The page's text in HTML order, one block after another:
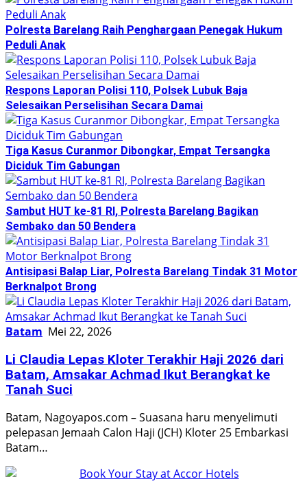
Polresta Barelang Raih Penghargaan Penegak Hukum
Peduli Anak
Respons Laporan Polisi 110, Polsek Lubuk Baja
Selesaikan Perselisihan Secara Damai
Tiga Kasus Curanmor Dibongkar, Empat Tersangka
Diciduk Tim Gabungan
Sambut HUT ke-81 RI, Polresta Barelang Bagikan
Sembako dan 50 Bendera
Antisipasi Balap Liar, Polresta Barelang Tindak 31 Motor
Berknalpot Brong
Batam Mei 22, 2026
Li Claudia Lepas Kloter Terakhir Haji 2026 dari
Batam, Amsakar Achmad Ikut Berangkat ke
Tanah Suci
Batam, Nagoyapos.com – Suasana haru menyelimuti
pelepasan Jemaah Calon Haji (JCH) Kloter 25 Embarkasi
Batam…